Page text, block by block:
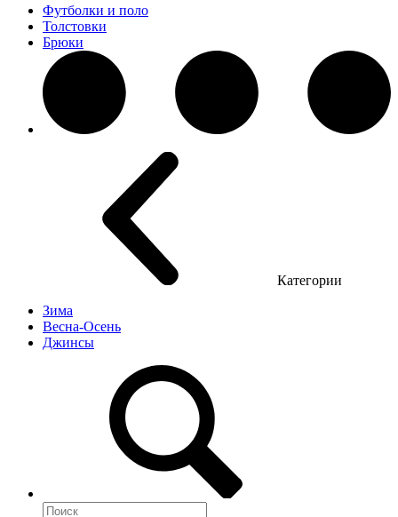
Футболки и поло
Толстовки
Брюки
Категории
Зима
Весна-Осень
Джинсы